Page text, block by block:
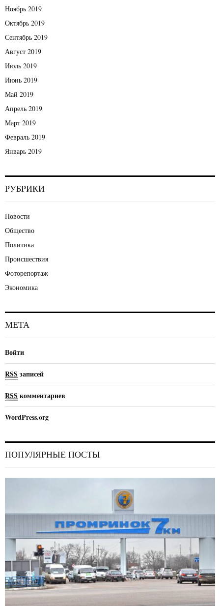
Ноябрь 2019
Октябрь 2019
Сентябрь 2019
Август 2019
Июль 2019
Июнь 2019
Май 2019
Апрель 2019
Март 2019
Февраль 2019
Январь 2019
РУБРИКИ
Новости
Общество
Политика
Происшествия
Фоторепортаж
Экономика
МЕТА
Войти
RSS записей
RSS комментариев
WordPress.org
ПОПУЛЯРНЫЕ ПОСТЫ